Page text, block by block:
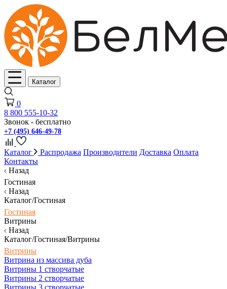
Каталог
0
8 800 555-10-32
Звонок - бесплатно
+7 (495) 646-49-78
Каталог Распродажа Производители Доставка Оплата
Контакты
Назад
Гостиная
Назад
Каталог/Гостиная
Гостиная
Витрины
Назад
Каталог/Гостиная/Витрины
Витрины
Витрина из массива дуба
Витрины 1 створчатые
Витрины 2 створчатые
Витрины 3 створчатые